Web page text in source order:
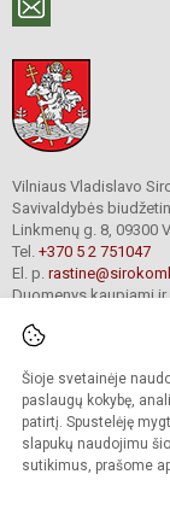
Šioje svetainėje
paslaugų kokybę,
patirtį. Spustelėję
slapukų naudojimu
sutikimus, prašome
Vilniaus Vladislavo
Savivaldybės
Linkmenų g. 8, 09300
Tel. +370 5 2 751047
El. p.
Duomenys kaupiami
© 2020. Vilniaus
Kopijuoti turinį